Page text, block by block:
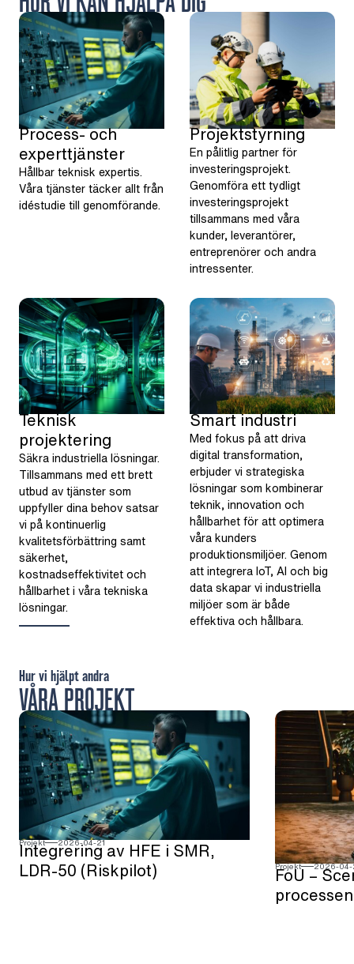
Process- och
experttjänster
Hållbar teknisk expertis.
Våra tjänster täcker allt från
idéstudie till genomförande.
Projektstyrning
En pålitlig partner för
investeringsprojekt.
Genomföra ett tydligt
investeringsprojekt
tillsammans med våra
kunder, leverantörer,
entreprenörer och andra
intressenter.
Teknisk
projektering
Säkra industriella lösningar.
Tillsammans med ett brett
utbud av tjänster som
uppfyller dina behov satsar
vi på kontinuerlig
kvalitetsförbättring samt
säkerhet,
kostnadseffektivitet och
hållbarhet i våra tekniska
lösningar.
Smart industri
Med fokus på att driva
digital transformation,
erbjuder vi strategiska
lösningar som kombinerar
teknik, innovation och
hållbarhet för att optimera
våra kunders
produktionsmiljöer. Genom
att integrera IoT, AI och big
data skapar vi industriella
miljöer som är både
effektiva och hållbara.
VÅRA PROJEKT
Hur vi hjälpt andra
Projekt 2026-04-21
Integrering av HFE i SMR,
LDR-50 (Riskpilot)
Projekt 2026-04-
FoU –